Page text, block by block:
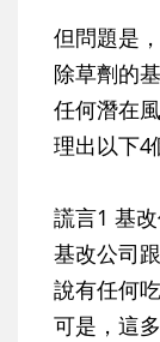
但問題是
除草劑的
任何潛在
理出以下4
謊言1 基
基改公司
說有任何
可是，這